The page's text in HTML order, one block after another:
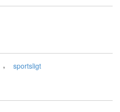
, sportsligt